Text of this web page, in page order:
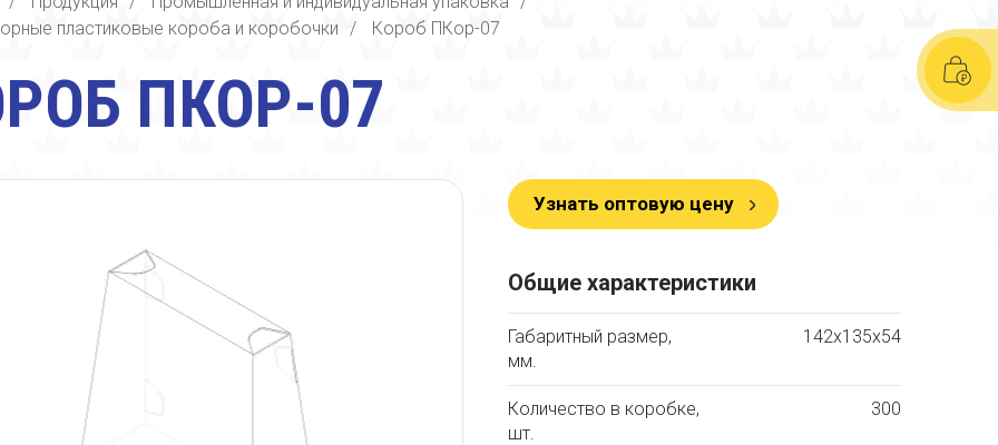
пластиковые короба и коробочки / Короб ПКор-07
ПКОР-07
Узнать оптовую цену
Общие характеристики
Габаритный размер,
мм.
142х135х54
Количество в коробке,
шт.
300